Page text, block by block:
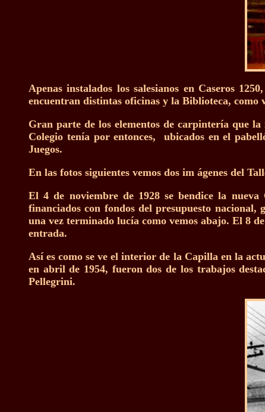
Apenas instalados los salesianos en Caseros
encuentran distintas oficinas y la Biblioteca, como
Gran parte de los elementos de carpintería que
Colegio tenía por entonces, ubicados en el
Juegos.
En las fotos siguientes vemos dos im ágenes del
El 4 de noviembre de 1928 se bendice la
financiados con fondos del presupuesto
una vez terminado lucía como vemos abajo. El 8
entrada.
Así es como se ve el interior de la Capilla en la
en abril de 1954, fueron dos de los trabajos
Pellegrini.